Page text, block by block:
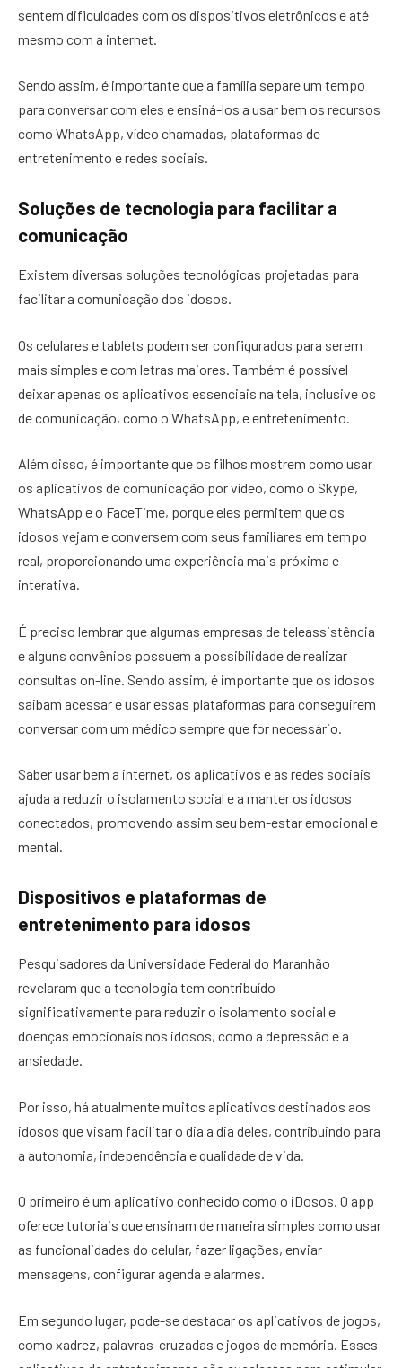
sentem dificuldades com os dispositivos eletrônicos e até
mesmo com a internet.
Sendo assim, é importante que a família separe um tempo
para conversar com eles e ensiná-los a usar bem os recursos
como WhatsApp, vídeo chamadas, plataformas de
entretenimento e redes sociais.
Soluções de tecnologia para facilitar a
comunicação
Existem diversas soluções tecnológicas projetadas para
facilitar a comunicação dos idosos.
Os celulares e tablets podem ser configurados para serem
mais simples e com letras maiores. Também é possível
deixar apenas os aplicativos essenciais na tela, inclusive os
de comunicação, como o WhatsApp, e entretenimento.
Além disso, é importante que os filhos mostrem como usar
os aplicativos de comunicação por vídeo, como o Skype,
WhatsApp e o FaceTime, porque eles permitem que os
idosos vejam e conversem com seus familiares em tempo
real, proporcionando uma experiência mais próxima e
interativa.
É preciso lembrar que algumas empresas de teleassistência
e alguns convênios possuem a possibilidade de realizar
consultas on-line. Sendo assim, é importante que os idosos
saibam acessar e usar essas plataformas para conseguirem
conversar com um médico sempre que for necessário.
Saber usar bem a internet, os aplicativos e as redes sociais
ajuda a reduzir o isolamento social e a manter os idosos
conectados, promovendo assim seu bem-estar emocional e
mental.
Dispositivos e plataformas de
entretenimento para idosos
Pesquisadores da Universidade Federal do Maranhão
revelaram que a tecnologia tem contribuído
significativamente para reduzir o isolamento social e
doenças emocionais nos idosos, como a depressão e a
ansiedade.
Por isso, há atualmente muitos aplicativos destinados aos
idosos que visam facilitar o dia a dia deles, contribuindo para
a autonomia, independência e qualidade de vida.
O primeiro é um aplicativo conhecido como o iDosos. O app
oferece tutoriais que ensinam de maneira simples como usar
as funcionalidades do celular, fazer ligações, enviar
mensagens, configurar agenda e alarmes.
Em segundo lugar, pode-se destacar os aplicativos de jogos,
como xadrez, palavras-cruzadas e jogos de memória. Esses